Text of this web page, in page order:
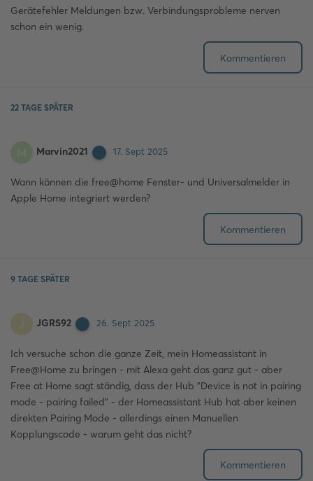
Gerätefehler Meldungen bzw. Verbindungsprobleme nerven
schon ein wenig.
Kommentieren
22 TAGE SPÄTER
M Marvin2021 17. Sept 2025
Wann können die free@home Fenster- und Universalmelder in
Apple Home integriert werden?
Kommentieren
9 TAGE SPÄTER
J JGRS92 26. Sept 2025
Ich versuche schon die ganze Zeit, mein Homeassistant in
Free@Home zu bringen - mit Alexa geht das ganz gut - aber
Free at Home sagt ständig, dass der Hub "Device is not in pairing
mode - pairing failed" - der Homeassistant Hub hat aber keinen
direkten Pairing Mode - allerdings einen Manuellen
Kopplungscode - warum geht das nicht?
Kommentieren